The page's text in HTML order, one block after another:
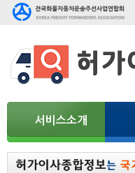
서비스소개